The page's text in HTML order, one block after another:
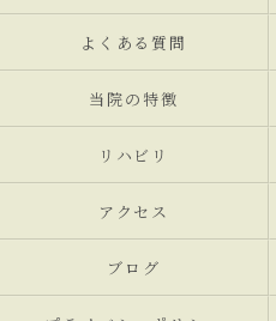
よくある質問
当院の特徴
リハビリ
アクセス
ブログ